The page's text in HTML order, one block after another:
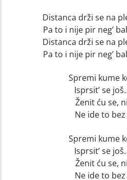
Distanca drži se na
Pa to i nije pir neg’
Distanca drži se na
Pa to i nije pir neg’
Spremi kume
Isprsit’ se
Ženit ću se,
Ne ide to bez
Spremi kume
Isprsit’ se
Ženit ću se,
Ne ide to bez